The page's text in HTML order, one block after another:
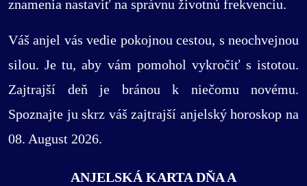
znamenia nastaviť na správnu životnú frekvenciu.
Váš anjel vás vedie pokojnou cestou, s neochvejnou
silou. Je tu, aby vám pomohol vykročiť s istotou.
Zajtrajší deň je bránou k niečomu novému.
Spoznajte ju skrz váš zajtrajší anjelský horoskop na
08. August 2026.
ANJELSKÁ KARTA DŇA A